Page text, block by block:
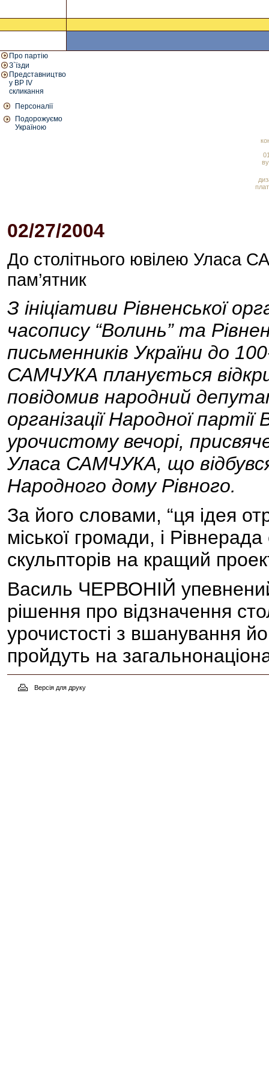
Про партію
З`їзди
Представництво
у ВР IV
скликання
Персоналії
Подорожуємо
Україною
02/27/2004
До столітнього ювілею Уласа
пам’ятник
З ініціативи Рівненської
часопису “Волинь” та
письменників України до
САМЧУКА планується
повідомив народний
організації Народної
урочистому вечорі,
Уласа САМЧУКА, що
Народного дому Рівного.
За його словами, “ця ідея
міської громади, і
скульпторів на кращий
Василь ЧЕРВОНІЙ
рішення про відзначення
урочистості з вшанування
пройдуть на
Версія для друку